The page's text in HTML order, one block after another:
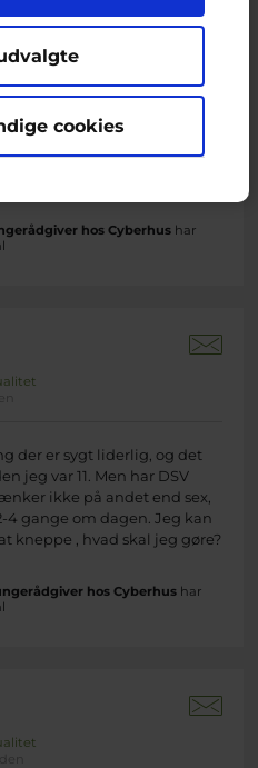
cookies
har gået rundt og gemt
i 8 år det startede da jeg
var der et sted i
små børn fik skiftet sin ble.
der ikke var nogen og tog en
og følte det var godt efter
hos Cyberhushar
der er sygt liderlig, og det
jeg var 11. Men har DSV
ikke på andet end sex,
4 gange om dagen. Jeg kan
kneppe , hvad skal jeg gøre?
hos Cyberhushar